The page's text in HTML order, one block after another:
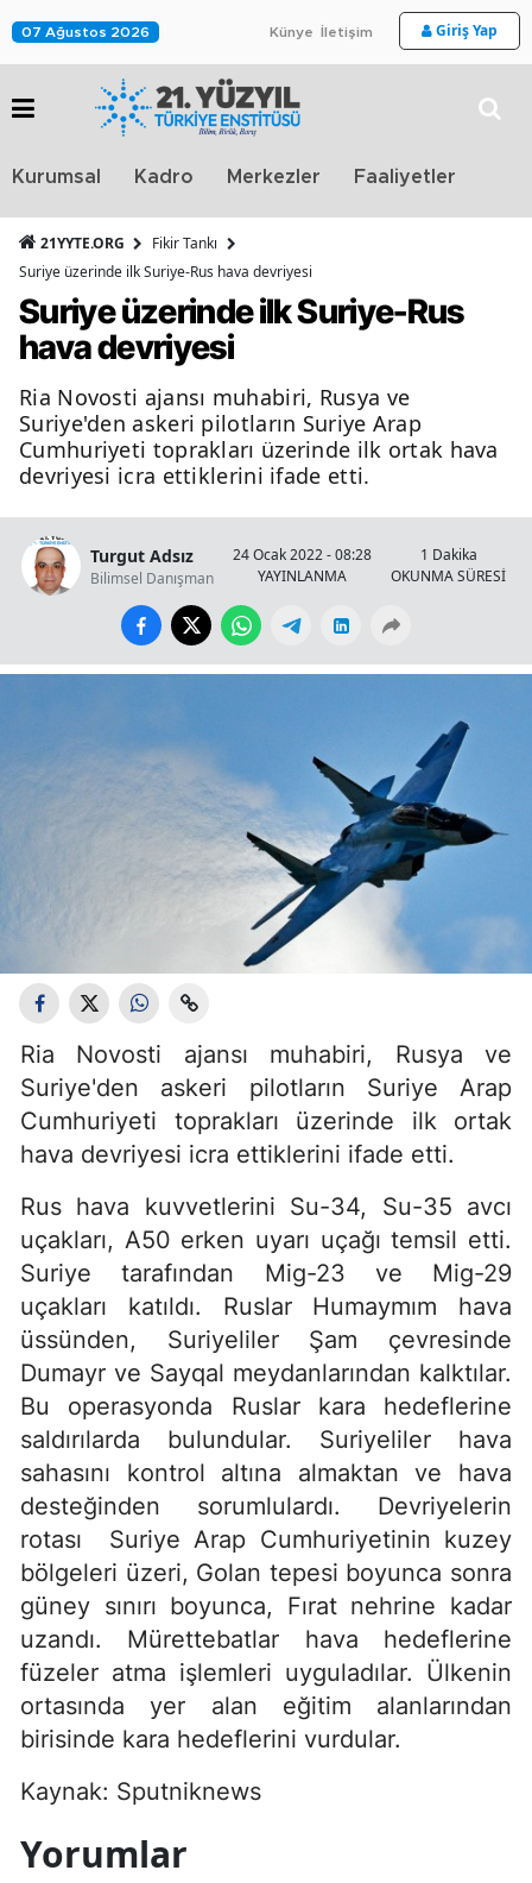
07 Ağustos 2026 Künye İletişim Giriş Yap
Kurumsal Kadro Merkezler Faaliyetler
21YYTE.ORG
Fikir Tankı
Suriye üzerinde ilk Suriye-Rus hava devriyesi
Suriye üzerinde ilk Suriye-Rus
hava devriyesi
Ria Novosti ajansı muhabiri, Rusya ve
Suriye'den askeri pilotların Suriye Arap
Cumhuriyeti toprakları üzerinde ilk ortak hava
devriyesi icra ettiklerini ifade etti.
Turgut Adsız
Bilimsel Danışman
24 Ocak 2022 - 08:28
YAYINLANMA
1 Dakika
OKUNMA SÜRESİ
Ria Novosti ajansı muhabiri, Rusya ve
Suriye'den askeri pilotların Suriye Arap
Cumhuriyeti toprakları üzerinde ilk ortak
hava devriyesi icra ettiklerini ifade etti.
Rus hava kuvvetlerini Su-34, Su-35 avcı
uçakları, A50 erken uyarı uçağı temsil etti.
Suriye tarafından Mig-23 ve Mig-29
uçakları katıldı. Ruslar Humaymım hava
üssünden, Suriyeliler Şam çevresinde
Dumayr ve Sayqal meydanlarından kalktılar.
Bu operasyonda Ruslar kara hedeflerine
saldırılarda bulundular. Suriyeliler hava
sahasını kontrol altına almaktan ve hava
desteğinden sorumlulardı. Devriyelerin
rotası Suriye Arap Cumhuriyetinin kuzey
bölgeleri üzeri, Golan tepesi boyunca sonra
güney sınırı boyunca, Fırat nehrine kadar
uzandı. Mürettebatlar hava hedeflerine
füzeler atma işlemleri uyguladılar. Ülkenin
ortasında yer alan eğitim alanlarından
birisinde kara hedeflerini vurdular.
Kaynak: Sputniknews
Yorumlar